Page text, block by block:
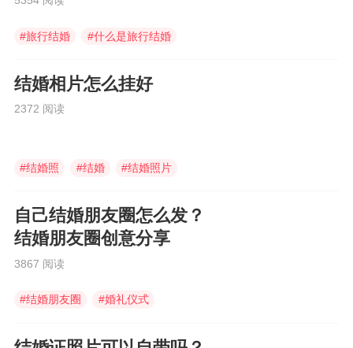
#旅行结婚 #什么是旅行结婚
结婚相片怎么挂好
2372 阅读
#结婚照 #结婚 #结婚照片
自己结婚朋友圈怎么发？
结婚朋友圈创意分享
3867 阅读
#结婚朋友圈 #婚礼仪式